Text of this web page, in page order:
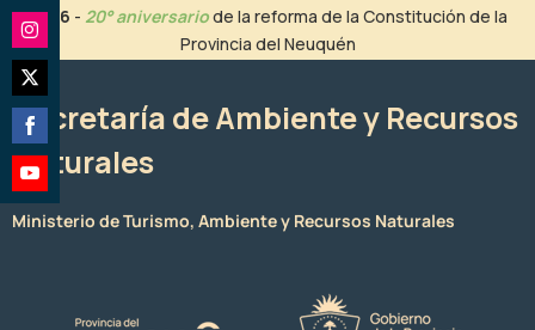
contenido
2026 - 20° aniversariode la reforma de la Constitución de la
Provincia del Neuquén
Secretaría de Ambiente y Recursos
Naturales
Ministerio de Turismo, Ambiente y Recursos Naturales
Share
on
Instagram
Share
on
Twitter
Share
on
Facebook
Share
on